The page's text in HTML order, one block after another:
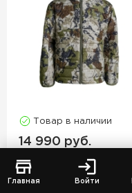
Главная Войти
Товар в наличии
14 990 руб.
Куртка KING'S
Kids Transition